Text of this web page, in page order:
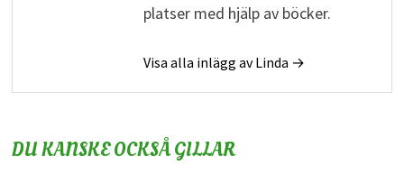
platser med hjälp av böcker.
Visa alla inlägg av Linda →
DU KANSKE OCKSÅ GILLAR